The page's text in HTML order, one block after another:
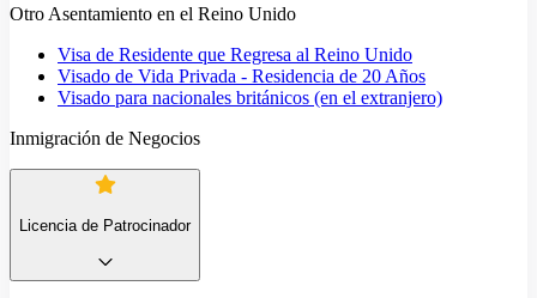
Otro Asentamiento en el Reino Unido
Visa de Residente que Regresa al Reino Unido
Visado de Vida Privada - Residencia de 20 Años
Visado para nacionales británicos (en el extranjero)
Inmigración de Negocios
Licencia de Patrocinador